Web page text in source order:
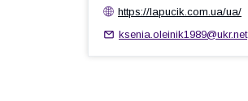
https://lapucik.com.ua/ua/
ksenia.oleinik1989@ukr.net